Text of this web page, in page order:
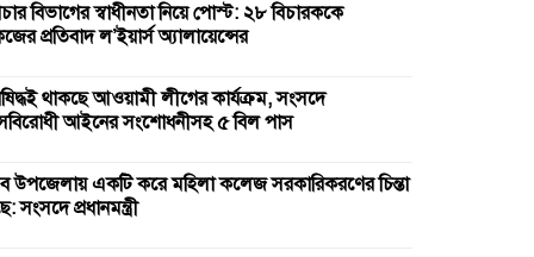
বিভাগের স্বাধীনতা নিয়ে পোস্ট: ২৮ বিচারককে
প্রতিবাদ ল’ইয়ার্স অ্যালায়েন্সের
থাকছে আওয়ামী লীগের কার্যক্রম, সংসদে
আইনের সংশোধনীসহ ৫ বিল পাস
উপজেলায় একটি করে মহিলা কলেজ সরকারিকরণের চিন্তা
সংসদে প্রধানমন্ত্রী